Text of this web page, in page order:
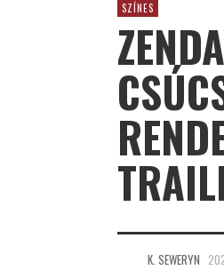
SZÍNES
K. SEWERYN